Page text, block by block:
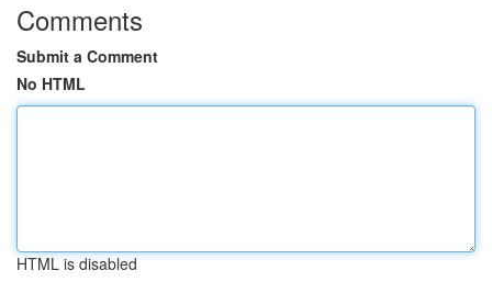
Comments
Submit a Comment
No HTML
HTML is disabled